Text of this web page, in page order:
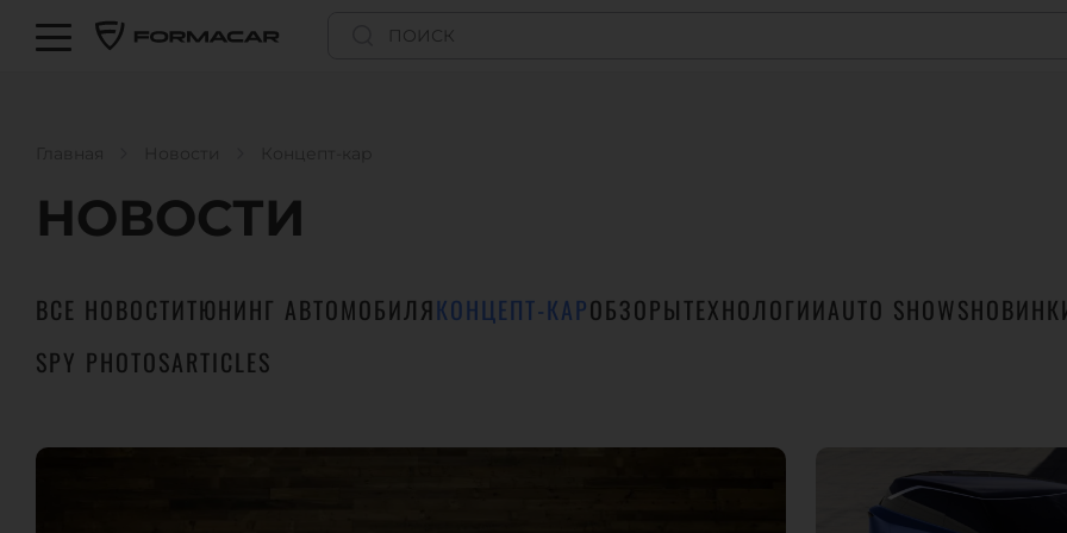
НОВОСТИ
ВСЕ НОВОСТИТЮНИНГ АВТОМОБИЛЯКОНЦЕПТ-КАРОБЗОРЫТЕХНОЛОГИИAUTO SHOWS
SPY PHOTOSARTICLES